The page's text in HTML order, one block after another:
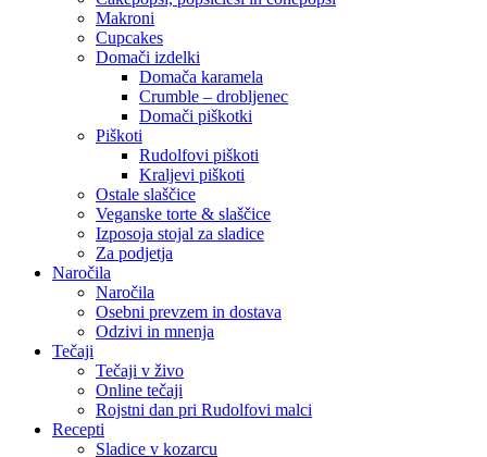
Makroni
Cupcakes
Domači izdelki
Domača karamela
Crumble – drobljenec
Domači piškotki
Piškoti
Rudolfovi piškoti
Kraljevi piškoti
Ostale slaščice
Veganske torte & slaščice
Izposoja stojal za sladice
Za podjetja
Naročila
Naročila
Osebni prevzem in dostava
Odzivi in mnenja
Tečaji
Tečaji v živo
Online tečaji
Rojstni dan pri Rudolfovi malci
Recepti
Sladice v kozarcu